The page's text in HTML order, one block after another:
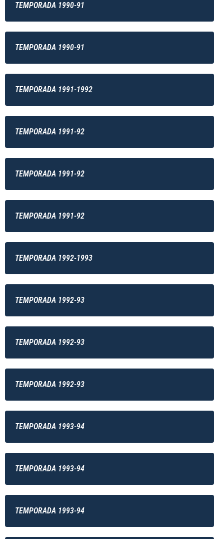
TEMPORADA 1990-91
TEMPORADA 1990-91
TEMPORADA 1991-1992
TEMPORADA 1991-92
TEMPORADA 1991-92
TEMPORADA 1991-92
TEMPORADA 1992-1993
TEMPORADA 1992-93
TEMPORADA 1992-93
TEMPORADA 1992-93
TEMPORADA 1993-94
TEMPORADA 1993-94
TEMPORADA 1993-94